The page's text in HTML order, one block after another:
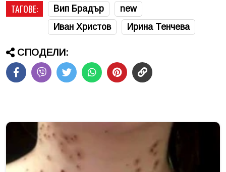
ТАГОВЕ: Вип Брадър
new
Иван Христов
Ирина Тенчева
СПОДЕЛИ: